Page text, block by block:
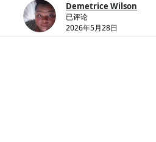
Demetrice Wilson
已评论
2026年5月28日